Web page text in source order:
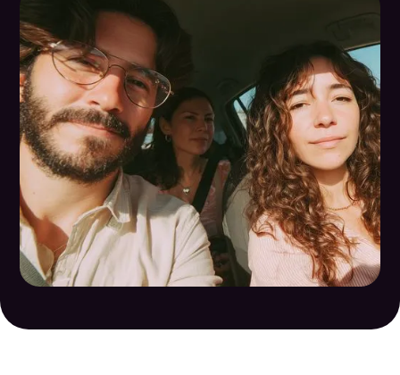
Teruel
Zaragoza
Asturias
Baleares
Las Palmas